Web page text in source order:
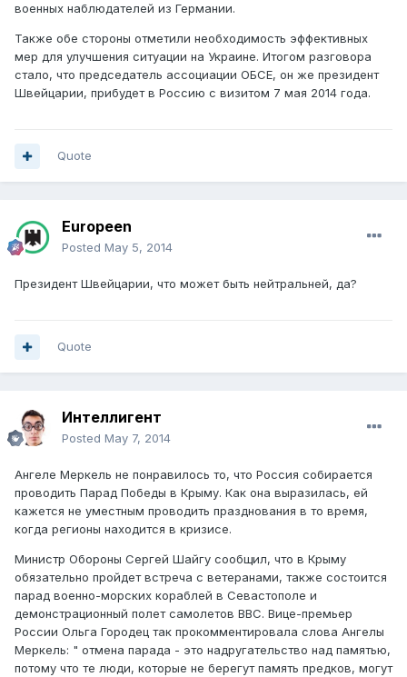
военных наблюдателей из Германии.
Также обе стороны отметили необходимость эффективных
мер для улучшения ситуации на Украине. Итогом разговора
стало, что председатель ассоциации ОБСЕ, он же президент
Швейцарии, прибудет в Россию с визитом 7 мая 2014 года.
Quote
Europeen
Posted May 5, 2014
Президент Швейцарии, что может быть нейтральней, да?
Quote
Интеллигент
Posted May 7, 2014
Ангеле Меркель не понравилось то, что Россия собирается
проводить Парад Победы в Крыму. Как она выразилась, ей
кажется не уместным проводить празднования в то время,
когда регионы находится в кризисе.
Министр Обороны Сергей Шайгу сообщил, что в Крыму
обязательно пройдет встреча с ветеранами, также состоится
парад военно-морских кораблей в Севастополе и
демонстрационный полет самолетов ВВС. Вице-премьер
России Ольга Городец так прокомментировала слова Ангелы
Меркель: " отмена парада - это надругательство над памятью,
потому что те люди, которые не берегут память предков, могут